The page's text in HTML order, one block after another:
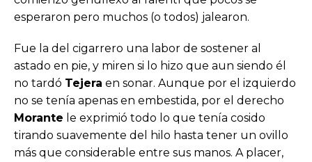
esperaron pero muchos (o todos) jalearon.
Fue la del cigarrero una labor de sostener al
astado en pie, y miren si lo hizo que aun siendo él
no tardó Tejera en sonar. Aunque por el izquierdo
no se tenía apenas en embestida, por el derecho
Morante le exprimió todo lo que tenía cosido
tirando suavemente del hilo hasta tener un ovillo
más que considerable entre sus manos. A placer,